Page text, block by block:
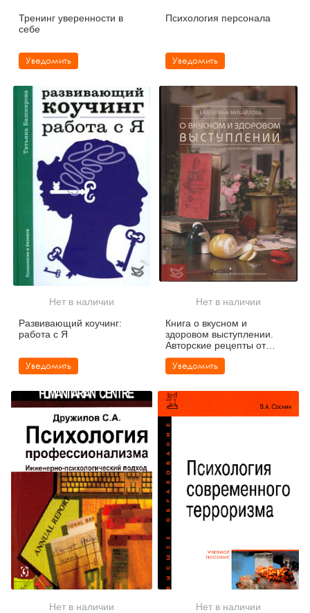
Тренинг уверенности в
себе
Уведомить
Психология персонала
Уведомить
Нет в наличии
Развивающий коучинг:
работа с Я
Уведомить
Нет в наличии
Книга о вкусном и
здоровом выступлении.
Авторские рецепты от
бизнес-тренера
Уведомить
Нет в наличии
Нет в наличии